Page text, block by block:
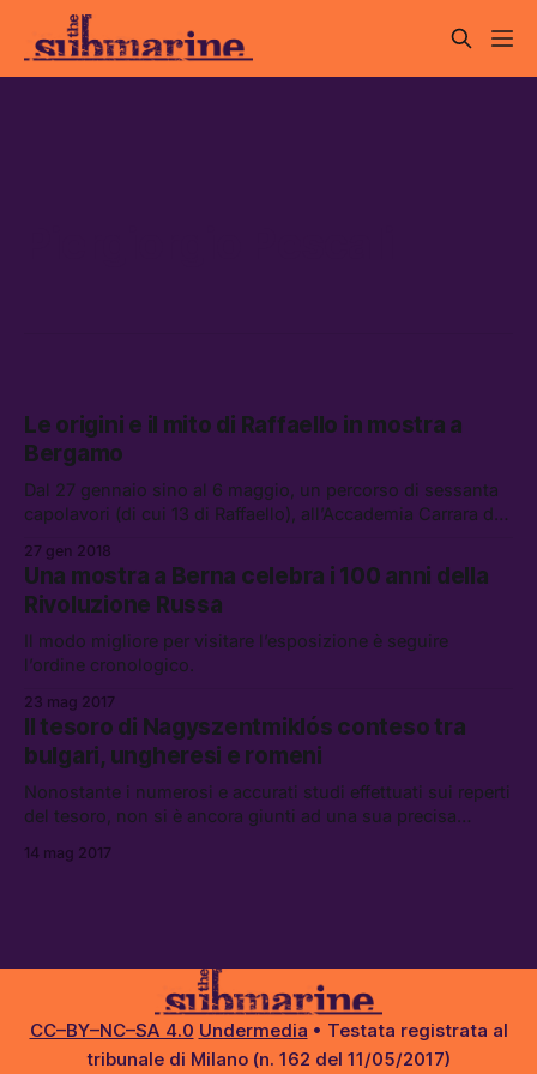
Le origini e il mito di Raffaello in mostra a
Bergamo
Dal 27 gennaio sino al 6 maggio, un percorso di sessanta
capolavori (di cui 13 di Raffaello), all’Accademia Carrara di
27 gen 2018
Una mostra a Berna celebra i 100 anni della
Rivoluzione Russa
Il modo migliore per visitare l’esposizione è seguire
l’ordine cronologico.
23 mag 2017
Il tesoro di Nagyszentmiklós conteso tra
bulgari, ungheresi e romeni
Nonostante i numerosi e accurati studi effettuati sui reperti
del tesoro, non si è ancora giunti ad una sua precisa
14 mag 2017
CC–BY–NC–SA 4.0 Undermedia • Testata registrata al
tribunale di Milano (n. 162 del 11/05/2017)